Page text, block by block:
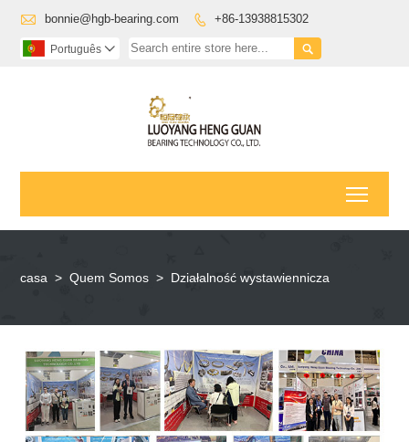
 bonnie@hgb-bearing.com  +86-13938815302

Português 
casa > Quem Somos > Działalność wystawiennicza